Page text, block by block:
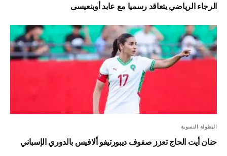
الرجاء الرياضي يتعاقد رسميا مع عابد أوبنعيسى
البطولة النسوية
حنان أيت الحاج تعزز صفوف ديبورتيفو ألافيس بالدوري الإسباني